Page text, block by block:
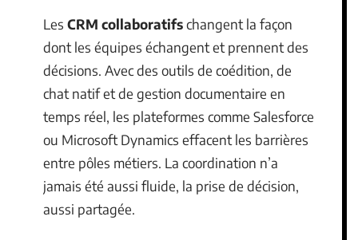
Les CRM collaboratifschangent la façon
dont les équipes échangent et prennent des
décisions. Avec des outils de coédition, de
chat natif et de gestion documentaire en
temps réel, les plateformes comme Salesforce
ou Microsoft Dynamics effacent les barrières
entre pôles métiers. La coordination n’a
jamais été aussi fluide, la prise de décision,
aussi partagée.